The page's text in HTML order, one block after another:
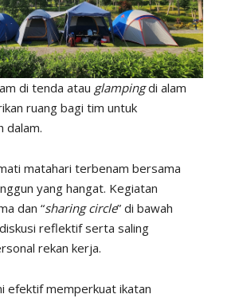
di tenda atau glampingdi alam
ruang bagi tim untuk
dalam.
matahari terbenam bersama
yang hangat. Kegiatan
dan “sharing circle” di bawah
reflektif serta saling
rekan kerja.
efektif memperkuat ikatan